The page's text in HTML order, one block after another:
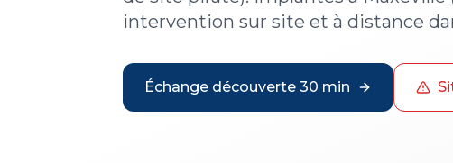
intervention sur site et à distance
Échange découverte 30 min